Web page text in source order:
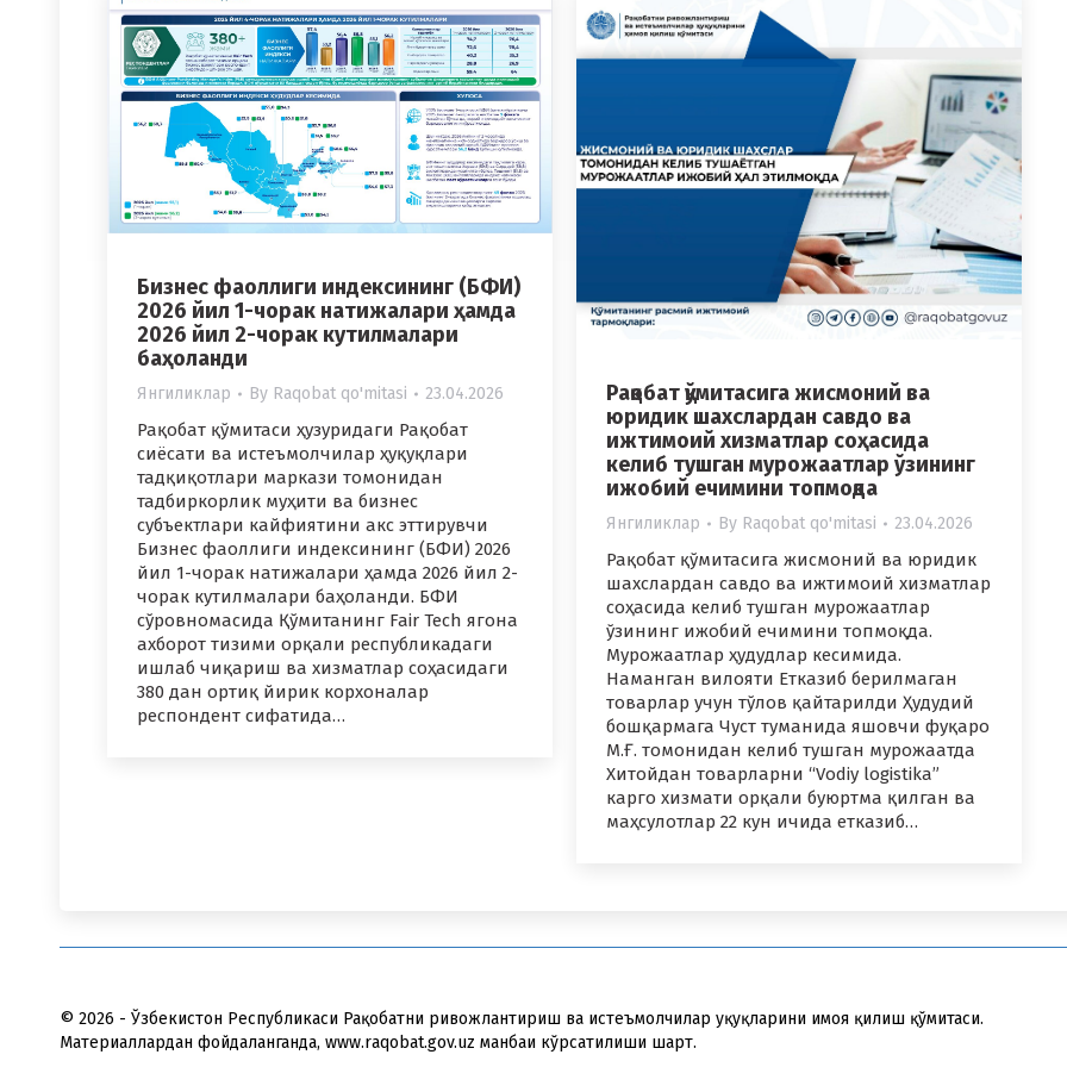
Бизнес фаоллиги индексининг (БФИ)
2026 йил 1-чорак натижалари ҳамда
2026 йил 2-чорак кутилмалари
баҳоланди
Янгиликлар By Raqobat qo'mitasi 23.04.2026
Рақобат қўмитаси ҳузуридаги Рақобат
сиёсати ва истеъмолчилар ҳуқуқлари
тадқиқотлари маркази томонидан
тадбиркорлик муҳити ва бизнес
субъектлари кайфиятини акс эттирувчи
Бизнес фаоллиги индексининг (БФИ) 2026
йил 1-чорак натижалари ҳамда 2026 йил 2-
чорак кутилмалари баҳоланди. БФИ
сўровномасида Қўмитанинг Fair Tech ягона
ахборот тизими орқали республикадаги
ишлаб чиқариш ва хизматлар соҳасидаги
380 дан ортиқ йирик корхоналар
респондент сифатида…
Рақобат қўмитасига жисмоний ва
юридик шахслардан савдо ва
ижтимоий хизматлар соҳасида
келиб тушган мурожаатлар ўзининг
ижобий ечимини топмоқда
Янгиликлар By Raqobat qo'mitasi 23.04.2026
Рақобат қўмитасига жисмоний ва юридик
шахслардан савдо ва ижтимоий хизматлар
соҳасида келиб тушган мурожаатлар
ўзининг ижобий ечимини топмоқда.
Мурожаатлар ҳудудлар кесимида.
Наманган вилояти Етказиб берилмаган
товарлар учун тўлов қайтарилди Ҳудудий
бошқармага Чуст туманида яшовчи фуқаро
М.Ғ. томонидан келиб тушган мурожаатда
Хитойдан товарларни “Vodiy logistika”
карго хизмати орқали буюртма қилган ва
маҳсулотлар 22 кун ичида етказиб…
© 2026 - Ўзбекистон Республикаси Рақобатни ривожлантириш ва истеъмолчилар ҳуқуқларини ҳимоя қилиш қўмитаси.
Материаллардан фойдаланганда, www.raqobat.gov.uz манбаи кўрсатилиши шарт.